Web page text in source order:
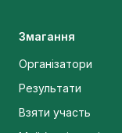
Змагання
Організатори
Результати
Взяти участь